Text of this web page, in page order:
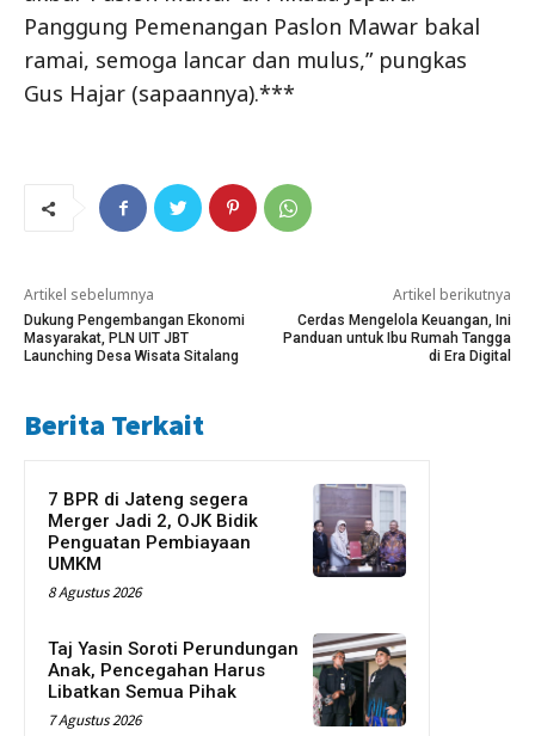
Panggung Pemenangan Paslon Mawar bakal
ramai, semoga lancar dan mulus,” pungkas
Gus Hajar (sapaannya).***
Artikel sebelumnya
Dukung Pengembangan Ekonomi
Masyarakat, PLN UIT JBT
Launching Desa Wisata Sitalang
Artikel berikutnya
Cerdas Mengelola Keuangan, Ini
Panduan untuk Ibu Rumah Tangga
di Era Digital
Berita Terkait
7 BPR di Jateng segera
Merger Jadi 2, OJK Bidik
Penguatan Pembiayaan
UMKM
8 Agustus 2026
Taj Yasin Soroti Perundungan
Anak, Pencegahan Harus
Libatkan Semua Pihak
7 Agustus 2026